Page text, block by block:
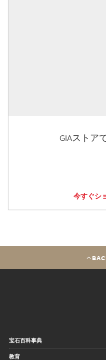
GIAストア
今すぐシ
宝石百科事典
教育